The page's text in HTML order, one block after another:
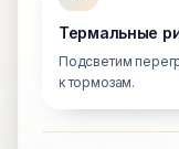
Термальные
Подсветим
к тормозам.